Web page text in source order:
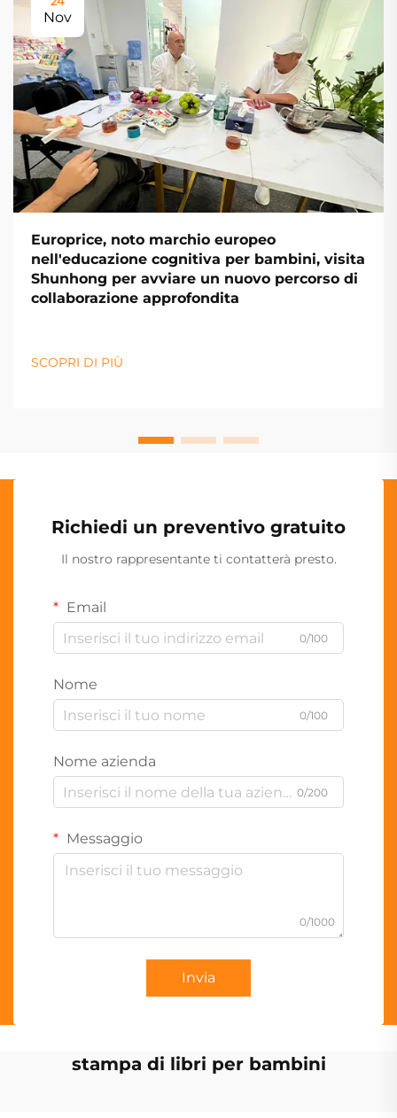
Nov
Europrice, noto marchio europeo
nell'educazione cognitiva per bambini, visita
Shunhong per avviare un nuovo percorso di
collaborazione approfondita
SCOPRI DI PIÙ
Richiedi un preventivo gratuito
Il nostro rappresentante ti contatterà presto.
Email
0/100
Nome
0/100
Nome azienda
0/200
Messaggio
0/1000
Invia
stampa di libri per bambini